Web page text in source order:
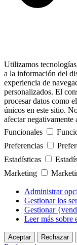
Utilizamos
a la información del
experiencia de
personalizados. El
procesar datos como
únicos en este sitio.
afectar negativamente
Funcionales
Preferencias
Estadísticas
Marketing
Administrar
Gestionar los
Gestionar
Leer más sobre
Aceptar Rechazar